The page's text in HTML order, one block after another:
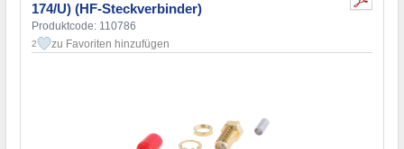
174/U) (HF-Steckverbinder)
Produktcode: 110786
2 zu Favoriten hinzufügen